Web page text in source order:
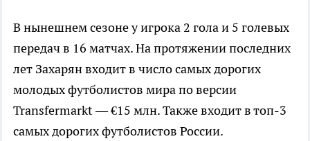
В нынешнем сезоне у игрока 2 гола и 5 голевых
передач в 16 матчах. На протяжении последних
лет Захарян входит в число самых дорогих
молодых футболистов мира по версии
Transfermarkt — €15 млн. Также входит в топ-3
самых дорогих футболистов России.